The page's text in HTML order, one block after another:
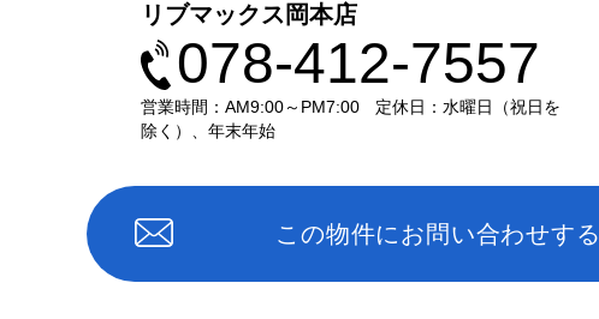
リブマックス岡本店
078-412-7557
営業時間：AM9:00～PM7:00
定休日：水曜日（祝日を
除く）、年末年始
この物件にお問い合わせする